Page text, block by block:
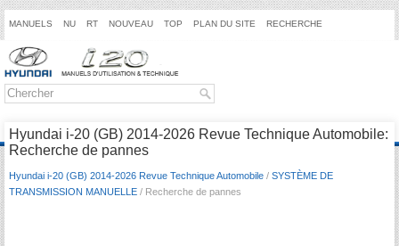
MANUELS NU RT NOUVEAU TOP PLAN DU SITE RECHERCHE
Hyundai i-20 (GB) 2014-2026 Revue Technique Automobile:
Recherche de pannes
Hyundai i-20 (GB) 2014-2026 Revue Technique Automobile / SYSTÈME DE
TRANSMISSION MANUELLE / Recherche de pannes